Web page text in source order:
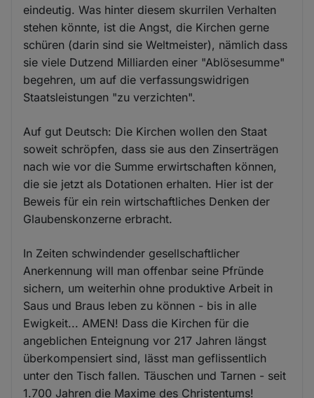
eindeutig. Was hinter diesem skurrilen Verhalten
stehen könnte, ist die Angst, die Kirchen gerne
schüren (darin sind sie Weltmeister), nämlich dass
sie viele Dutzend Milliarden einer "Ablösesumme"
begehren, um auf die verfassungswidrigen
Staatsleistungen "zu verzichten".
Auf gut Deutsch: Die Kirchen wollen den Staat
soweit schröpfen, dass sie aus den Zinserträgen
nach wie vor die Summe erwirtschaften können,
die sie jetzt als Dotationen erhalten. Hier ist der
Beweis für ein rein wirtschaftliches Denken der
Glaubenskonzerne erbracht.
In Zeiten schwindender gesellschaftlicher
Anerkennung will man offenbar seine Pfründe
sichern, um weiterhin ohne produktive Arbeit in
Saus und Braus leben zu können - bis in alle
Ewigkeit... AMEN! Dass die Kirchen für die
angeblichen Enteignung vor 217 Jahren längst
überkompensiert sind, lässt man geflissentlich
unter den Tisch fallen. Täuschen und Tarnen - seit
1.700 Jahren die Maxime des Christentums!